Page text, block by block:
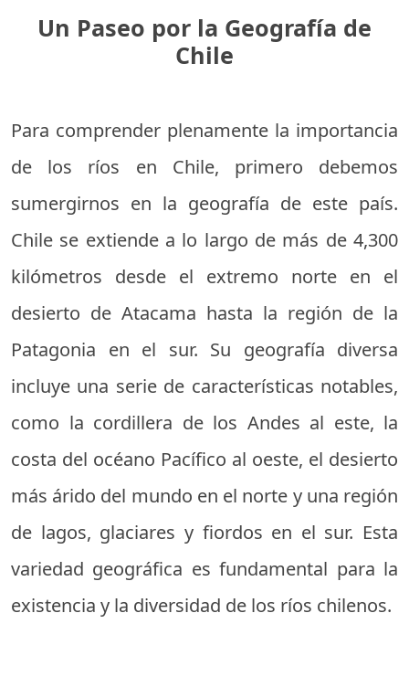
Un Paseo por la Geografía de
Chile
Para comprender plenamente la importancia
de los ríos en Chile, primero debemos
sumergirnos en la geografía de este país.
Chile se extiende a lo largo de más de 4,300
kilómetros desde el extremo norte en el
desierto de Atacama hasta la región de la
Patagonia en el sur. Su geografía diversa
incluye una serie de características notables,
como la cordillera de los Andes al este, la
costa del océano Pacífico al oeste, el desierto
más árido del mundo en el norte y una región
de lagos, glaciares y fiordos en el sur. Esta
variedad geográfica es fundamental para la
existencia y la diversidad de los ríos chilenos.